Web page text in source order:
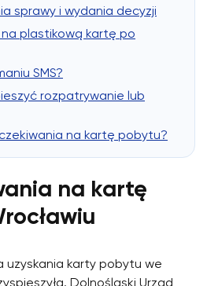
sprawy i wydania decyzji
na plastikową kartę po
SMS?
rozpatrywanie lub
na kartę pobytu?
na kartę
uzyskania karty pobytu we
Dolnośląski Urząd